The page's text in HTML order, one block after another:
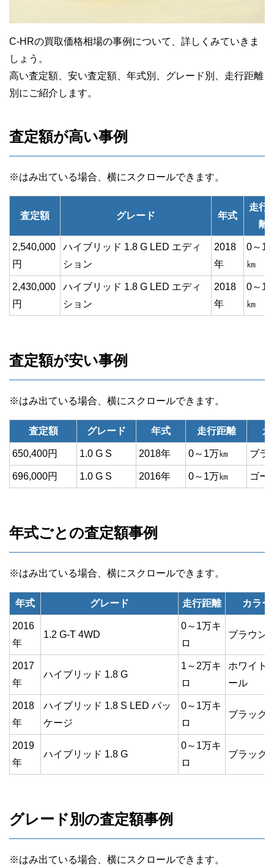
C-HRの買取価格相場の事例について、詳しくみていきま
しょう。
高い査定額、安い査定額、年式別、グレード別、走行距離
別にご紹介します。
査定額が高い事例
査定額 グレード 年式
走行
離
2,540,000
円
ハイブリッド 1.8 G LED エディ
ション
2018
年
0～1
㎞
2,430,000
円
ハイブリッド 1.8 G LED エディ
ション
2018
年
0～1
㎞
査定額が安い事例
査定額 グレード 年式 走行距離
650,400円 1.0 G S 2018年 0～1万㎞ ブラ
696,000円 1.0 G S 2016年 0～1万㎞ ゴー
年式ごとの査定額事例
年式 グレード 走行距離 カラー
2016
年
1.2 G-T 4WD
0～1万キ
ロ
ブラウン
2017
年
ハイブリッド 1.8 G
1～2万キ
ロ
ホワイト
ール
2018
年
ハイブリッド 1.8 S LED パッ
ケージ
0～1万キ
ロ
ブラック
2019
年
ハイブリッド 1.8 G
0～1万キ
ロ
ブラック
グレード別の査定額事例